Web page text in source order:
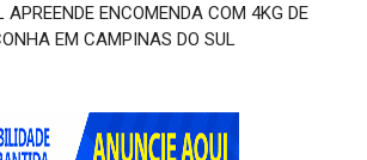
ENCOMENDA COM 4KG DE
EM CAMPINAS DO SUL